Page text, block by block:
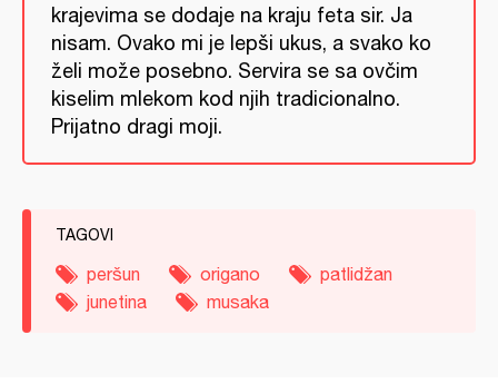
krajevima se dodaje na kraju feta sir. Ja
nisam. Ovako mi je lepši ukus, a svako ko
želi može posebno. Servira se sa ovčim
kiselim mlekom kod njih tradicionalno.
Prijatno dragi moji.
TAGOVI
peršun origano
patlidžan
junetina
musaka